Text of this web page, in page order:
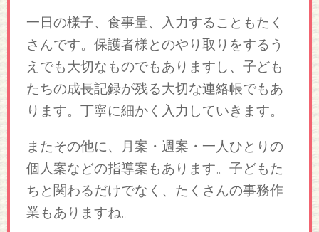
一日の様子、食事量、入力することもたく
さんです。保護者様とのやり取りをするう
えでも大切なものでもありますし、子ども
たちの成長記録が残る大切な連絡帳でもあ
ります。丁寧に細かく入力していきます。
またその他に、月案・週案・一人ひとりの
個人案などの指導案もあります。子どもた
ちと関わるだけでなく、たくさんの事務作
業もありますね。